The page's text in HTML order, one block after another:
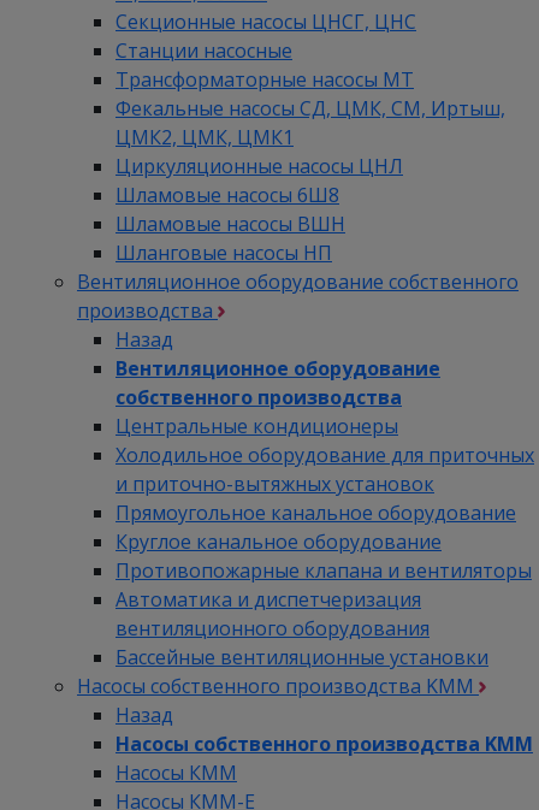
Секционные насосы ЦНСГ, ЦНС
Станции насосные
Трансформаторные насосы МТ
Фекальные насосы СД, ЦМК, СМ, Иртыш,
ЦМК2, ЦМК, ЦМК1
Циркуляционные насосы ЦНЛ
Шламовые насосы 6Ш8
Шламовые насосы ВШН
Шланговые насосы НП
Вентиляционное оборудование собственного
производства
Назад
Вентиляционное оборудование
собственного производства
Центральные кондиционеры
Холодильное оборудование для приточных
и приточно-вытяжных установок
Прямоугольное канальное оборудование
Круглое канальное оборудование
Противопожарные клапана и вентиляторы
Автоматика и диспетчеризация
вентиляционного оборудования
Бассейные вентиляционные установки
Насосы собственного производства KMM
Назад
Насосы собственного производства KMM
Насосы КММ
Насосы КММ-Е